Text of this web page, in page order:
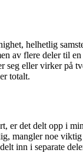
helhetlig
av flere deler til en
seg eller virker på
totalt.
er det delt opp i
mangler noe
inn i separate